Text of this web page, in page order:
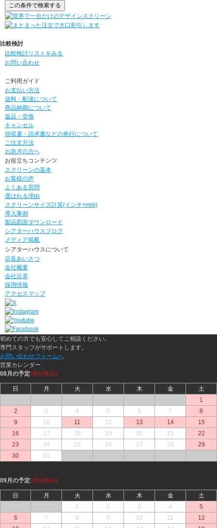
比較検討
比較検討リストをみる
お問い合わせ
ご利用ガイド
お支払い方法
送料・配達について
商品納期について
返品・交換
キャンセル
領収書・請求書などの発行について
ご注文方法
お急ぎの方へ
お役立ちコンテンツ
スクリーンの基本
お客様の声
よくある質問
選ばれる理由
スクリーンサイズ計算(インチ×mm)
導入事例
製品図面ダウンロード
シアターハウスブログ
メディア掲載
シアターハウスについて
店長あいさつ
会社概要
会社沿革
採用情報
アクセスマップ
初めての方でも安心してご相談ください。
専門スタッフがサポートします。
お問い合わせフォームへ
営業カレンダー
08月の予定(赤が休み)
日 月 火 水 木 金
土
1
2
3 4 5 6 7
8
9
10 11 12 13 14
15
16
17 18 19 20 21
22
23
24 25 26 27 28
29
30
31
09月の予定(赤が休み)
日 月 火 水 木 金
土
1 2 3 4
5
6
7 8 9 10 11
12